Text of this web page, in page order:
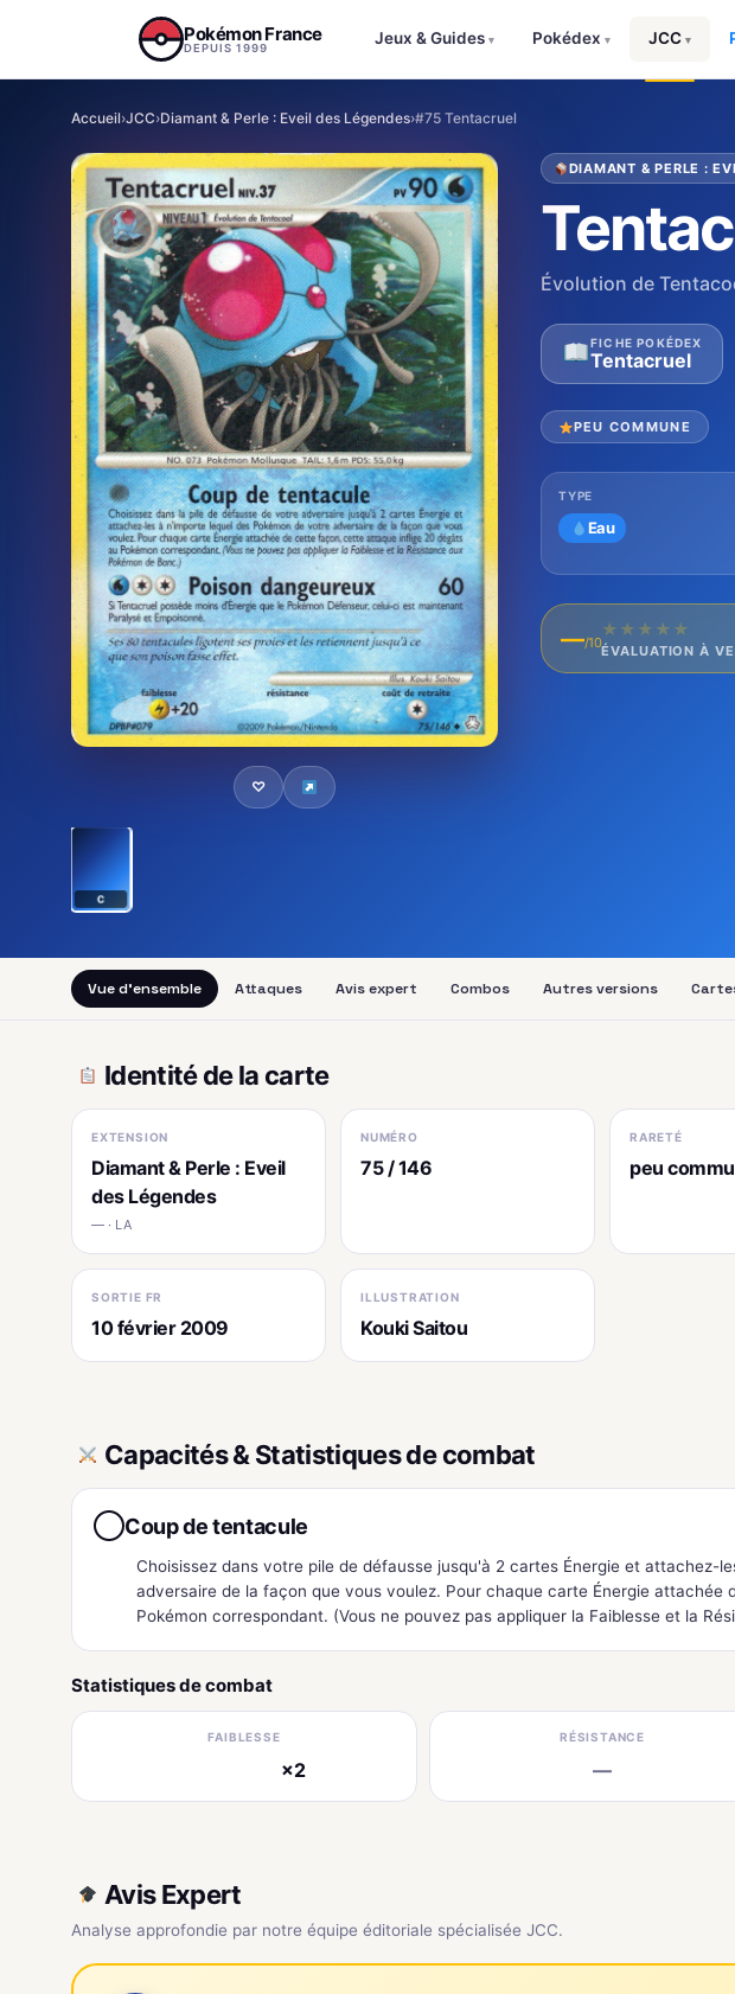
Pokémon France
DEPUIS 1999
Jeux & Guides ▾ Pokédex ▾ JCC ▾
Accueil›JCC›Diamant & Perle : Eveil des Légendes›#75 Tentacruel
♡
C
DIAMANT & PERLE :
Évolution de
FICHE POKÉDEX
Tentacruel
PEU COMMUNE
TYPE
Eau
—/10
★ ★ ★ ★ ★
ÉVALUATION À
Vue d'ensemble Attaques Avis expert Combos Autres versions
Identité de la carte
EXTENSION
Diamant & Perle : Eveil
des Légendes
— · LA
NUMÉRO
75 / 146
RARETÉ
peu
SORTIE FR
10 février 2009
ILLUSTRATION
Kouki Saitou
Capacités & Statistiques de combat
Coup de tentacule
Choisissez dans votre pile de défausse jusqu'à 2 cartes Énergie et attachez-
adversaire de la façon que vous voulez. Pour chaque carte Énergie
Pokémon correspondant. (Vous ne pouvez pas appliquer la Faiblesse et la
Statistiques de combat
FAIBLESSE
×2
RÉSISTANCE
—
Avis Expert
Analyse approfondie par notre équipe éditoriale spécialisée JCC.